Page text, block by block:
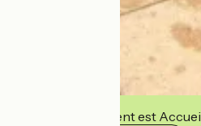
Cet établissement est